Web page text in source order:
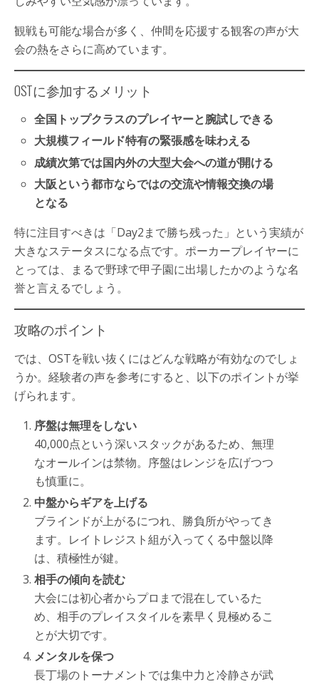
観戦も可能な場合が多く、仲間を応援する観客の声が大
会の熱をさらに高めています。
OSTに参加するメリット
全国トップクラスのプレイヤーと腕試しできる
大規模フィールド特有の緊張感を味わえる
成績次第では国内外の大型大会への道が開ける
大阪という都市ならではの交流や情報交換の場
となる
特に注目すべきは「Day2まで勝ち残った」という実績が
大きなステータスになる点です。ポーカープレイヤーに
とっては、まるで野球で甲子園に出場したかのような名
誉と言えるでしょう。
攻略のポイント
では、OSTを戦い抜くにはどんな戦略が有効なのでしょ
うか。経験者の声を参考にすると、以下のポイントが挙
げられます。
序盤は無理をしない
40,000点という深いスタックがあるため、無理
なオールインは禁物。序盤はレンジを広げつつ
も慎重に。
中盤からギアを上げる
ブラインドが上がるにつれ、勝負所がやってき
ます。レイトレジスト組が入ってくる中盤以降
は、積極性が鍵。
相手の傾向を読む
大会には初心者からプロまで混在しているた
め、相手のプレイスタイルを素早く見極めるこ
とが大切です。
メンタルを保つ
長丁場のトーナメントでは集中力と冷静さが武